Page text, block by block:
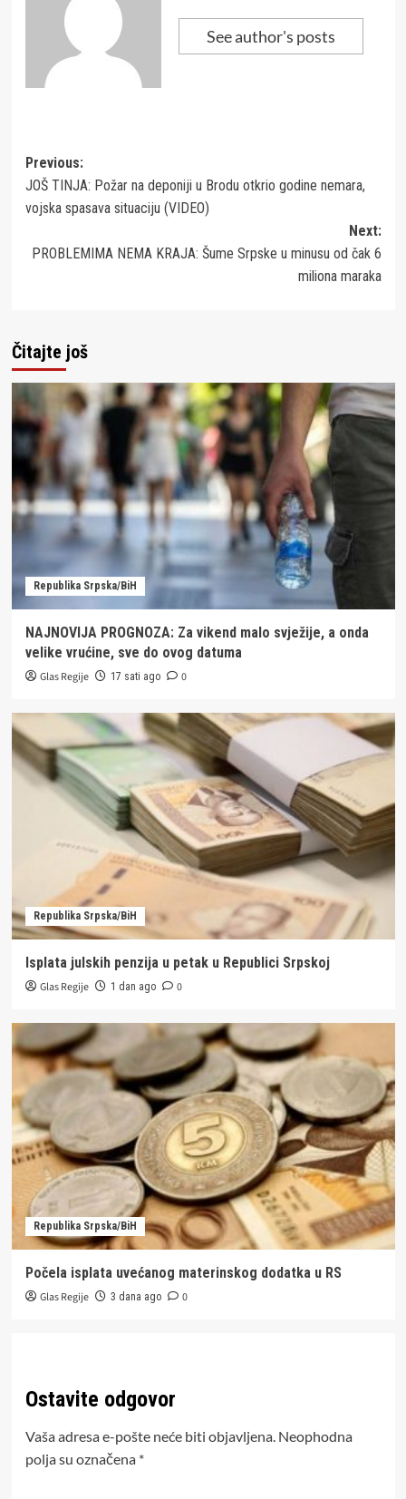
See author's posts
Post
navigation
Previous:
JOŠ TINJA: Požar na deponiji u Brodu otkrio godine nemara,
vojska spasava situaciju (VIDEO)
Next:
PROBLEMIMA NEMA KRAJA: Šume Srpske u minusu od čak 6
miliona maraka
Čitajte još
Republika Srpska/BiH
NAJNOVIJA PROGNOZA: Za vikend malo svježije, a onda
velike vrućine, sve do ovog datuma
Glas Regije 17 sati ago 0
Republika Srpska/BiH
Isplata julskih penzija u petak u Republici Srpskoj
Glas Regije 1 dan ago 0
Republika Srpska/BiH
Počela isplata uvećanog materinskog dodatka u RS
Glas Regije 3 dana ago 0
Ostavite odgovor
Vaša adresa e-pošte neće biti objavljena. Neophodna
polja su označena *